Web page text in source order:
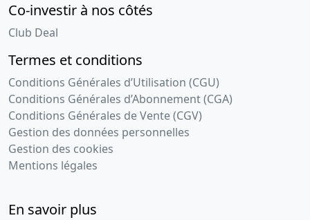
Co-investir à nos côtés
Club Deal
Termes et conditions
Conditions Générales d’Utilisation (CGU)
Conditions Générales d’Abonnement (CGA)
Conditions Générales de Vente (CGV)
Gestion des données personnelles
Gestion des cookies
Mentions légales
En savoir plus